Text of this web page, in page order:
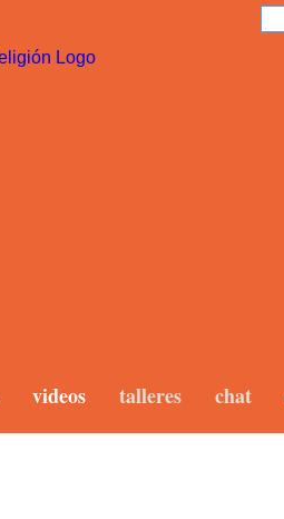
videos talleres chat